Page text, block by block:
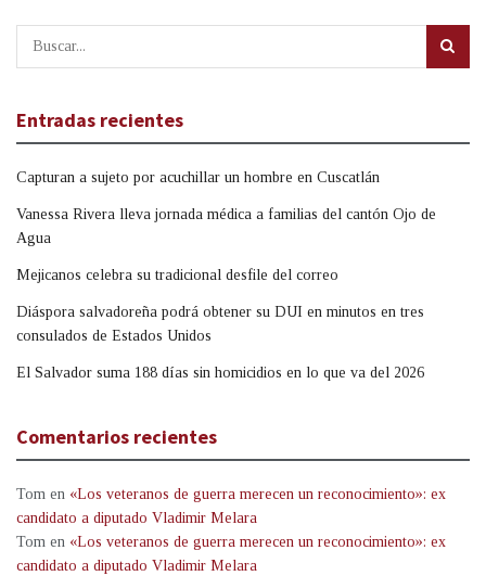
Entradas recientes
Capturan a sujeto por acuchillar un hombre en Cuscatlán
Vanessa Rivera lleva jornada médica a familias del cantón Ojo de
Agua
Mejicanos celebra su tradicional desfile del correo
Diáspora salvadoreña podrá obtener su DUI en minutos en tres
consulados de Estados Unidos
El Salvador suma 188 días sin homicidios en lo que va del 2026
Comentarios recientes
Tom en «Los veteranos de guerra merecen un reconocimiento»: ex
candidato a diputado Vladimir Melara
Tom en «Los veteranos de guerra merecen un reconocimiento»: ex
candidato a diputado Vladimir Melara